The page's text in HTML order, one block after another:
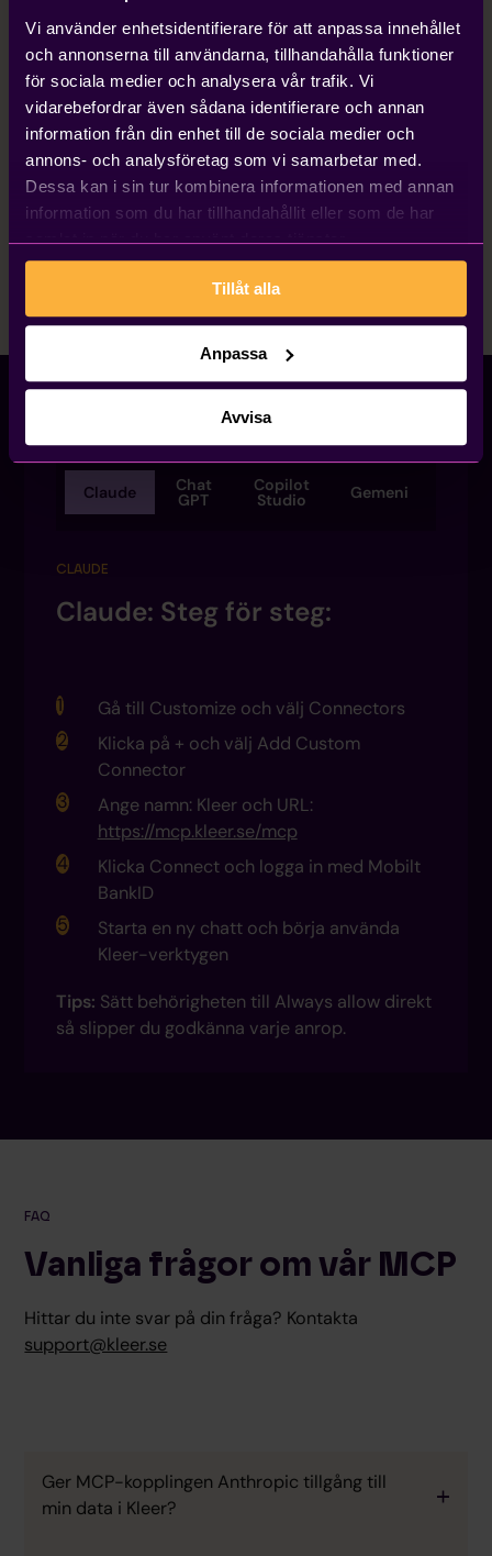
Vi använder enhetsidentifierare för att anpassa innehållet
och annonserna till användarna, tillhandahålla funktioner
för sociala medier och analysera vår trafik. Vi
vidarebefordrar även sådana identifierare och annan
information från din enhet till de sociala medier och
annons- och analysföretag som vi samarbetar med.
Dessa kan i sin tur kombinera informationen med annan
information som du har tillhandahållit eller som de har
samlat in när du har använt deras tjänster.
Tillåt alla
Anpassa
Avvisa
Claude Chat
GPT
Copilot
Studio Gemeni
CLAUDE
Claude: Steg för steg:
Gå till Customize och välj Connectors
Klicka på + och välj Add Custom
Connector
Ange namn: Kleer och URL:
https://mcp.kleer.se/mcp
Klicka Connect och logga in med Mobilt
BankID
Starta en ny chatt och börja använda
Kleer-verktygen
Tips: Sätt behörigheten till Always allow direkt
så slipper du godkänna varje anrop.
FAQ
Vanliga frågor om vår MCP
Hittar du inte svar på din fråga? Kontakta
support@kleer.se
Ger MCP-kopplingen Anthropic tillgång till
min data i Kleer?